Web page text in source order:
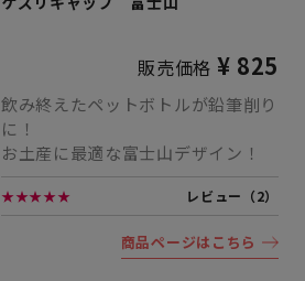
販売価格 ¥ 825
飲み終えたペットボトルが鉛筆削り
に！
お土産に最適な富士山デザイン！
★★★★★ レビュー（2）
商品ページはこちら